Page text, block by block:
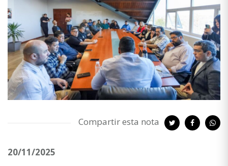
Compartir esta nota
20/11/2025